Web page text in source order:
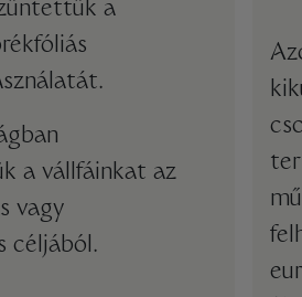
a
a vállfáinkat az
vagy
céljából.